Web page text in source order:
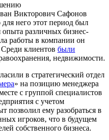
Викторович Сафонов
него этот период был
различных бизнес-
работы в компании он
клиентов были
недвижимости.
в стратегический отдел
» на позицию менеджера
с группой специалистов
с учетом
позволил ему разобраться в
игроков, что в будущем
собственного бизнеса.